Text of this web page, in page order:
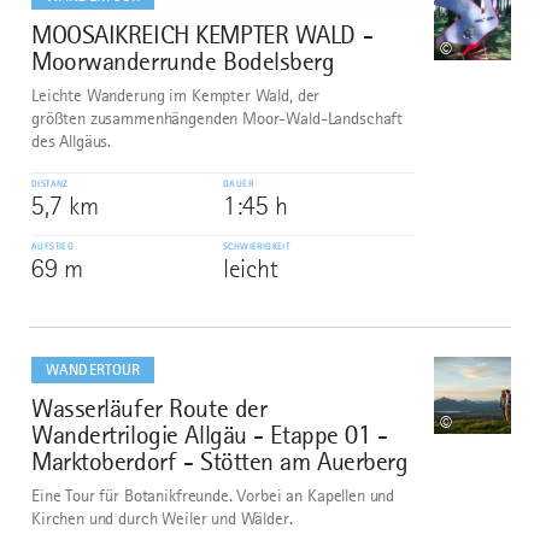
7
MOOSAIKREICH KEMPTER WALD -
Moorwanderrunde Bodelsberg
©
Leichte Wanderung im Kempter Wald, der
größten zusammenhängenden Moor-Wald-Landschaft
des Allgäus.
DISTANZ
5,7 km
DAUER
1:45 h
AUFSTIEG
69 m
SCHWIERIGKEIT
leicht
WANDERTOUR
8
Wasserläufer Route der
Wandertrilogie Allgäu - Etappe 01 -
Marktoberdorf - Stötten am Auerberg
©
Eine Tour für Botanikfreunde. Vorbei an Kapellen und
Kirchen und durch Weiler und Wälder.
dazu